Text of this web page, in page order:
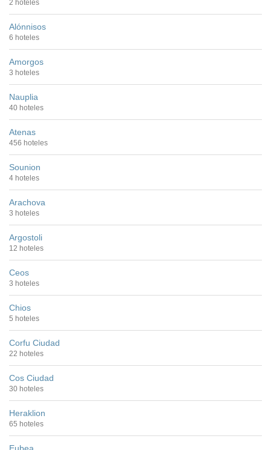
2 hoteles
Alónnisos
6 hoteles
Amorgos
3 hoteles
Nauplia
40 hoteles
Atenas
456 hoteles
Sounion
4 hoteles
Arachova
3 hoteles
Argostoli
12 hoteles
Ceos
3 hoteles
Chios
5 hoteles
Corfu Ciudad
22 hoteles
Cos Ciudad
30 hoteles
Heraklion
65 hoteles